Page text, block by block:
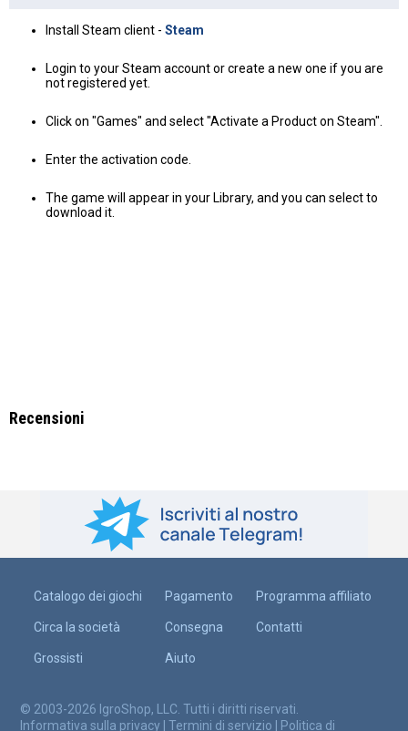
Install Steam client - Steam
Login to your Steam account or create a new one if you are
not registered yet.
Click on "Games" and select "Activate a Product on Steam".
Enter the activation code.
The game will appear in your Library, and you can select to
download it.
Recensioni
Catalogo dei giochi
Circa la società
Grossisti
Pagamento
Consegna
Aiuto
Programma affiliato
Contatti
© 2003-2026 IgroShop, LLC. Tutti i diritti riservati.
Informativa sulla privacy
Termini di servizio Politica di